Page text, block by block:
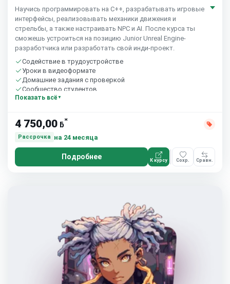
Научись программировать на C++, разрабатывать игровые
интерфейсы, реализовывать механики движения и
стрельбы, а также настраивать NPC и AI. После курса ты
сможешь устроиться на позицию Junior Unreal Engine-
разработчика или разработать свой инди-проект.
Содействие в трудоустройстве
Уроки в видеоформате
Домашние задания с проверкой
Сообщество студентов
Показать всё
4 750,00 ƃ*
Рассрочка на 24 месяца
Подробнее К курсу Сохр. Сравн.